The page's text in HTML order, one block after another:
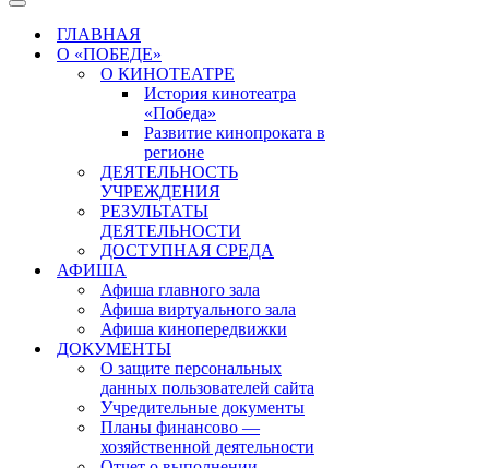
навигации
Меню
навигацииГЛАВНАЯ
О «ПОБЕДЕ»
О КИНОТЕАТРЕ
История кинотеатра
«Победа»
Развитие кинопроката в
регионе
ДЕЯТЕЛЬНОСТЬ
УЧРЕЖДЕНИЯ
РЕЗУЛЬТАТЫ
ДЕЯТЕЛЬНОСТИ
ДОСТУПНАЯ СРЕДА
АФИША
Афиша главного зала
Афиша виртуального зала
Афиша кинопередвижки
ДОКУМЕНТЫ
О защите персональных
данных пользователей сайта
Учредительные документы
Планы финансово —
хозяйственной деятельности